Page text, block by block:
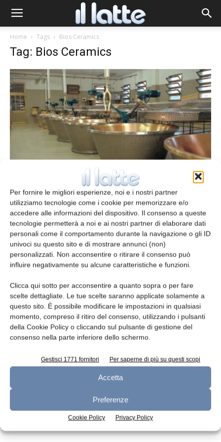
Per fornire le migliori esperienze, noi e i nostri partner
utilizziamo tecnologie come i cookie per memorizzare e/o
accedere alle informazioni del dispositivo. Il consenso a queste
tecnologie permetterà a noi e ai nostri partner di elaborare dati
personali come il comportamento durante la navigazione o gli ID
univoci su questo sito e di mostrare annunci (non)
personalizzati. Non acconsentire o ritirare il consenso può
influire negativamente su alcune caratteristiche e funzioni.
Clicca qui sotto per acconsentire a quanto sopra o per fare
scelte dettagliate. Le tue scelte saranno applicate solamente a
questo sito. È possibile modificare le impostazioni in qualsiasi
momento, compreso il ritiro del consenso, utilizzando i pulsanti
della Cookie Policy o cliccando sul pulsante di gestione del
consenso nella parte inferiore dello schermo.
Gestisci 1771 fornitori Per saperne di più su questi scopi
Accetta
Preferenze
Cookie Policy Privacy Policy
Home Tags Bios Ceramics
Tag: Bios Ceramics
Pavimentazioni antibatteriche
Redazione 3 Aprile 2014
Leggi la rivista
n.6 - Giugno 2026 n.5 - Maggio 2026
Edicola Web